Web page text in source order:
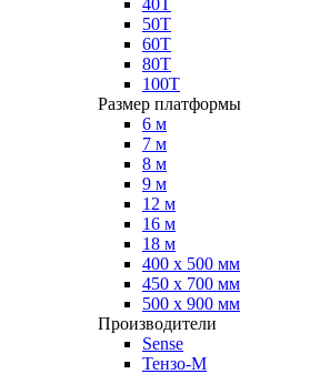
40Т
50Т
60Т
80Т
100Т
Размер платформы
6 м
7 м
8 м
9 м
12 м
16 м
18 м
400 х 500 мм
450 х 700 мм
500 х 900 мм
Производители
Sense
Тензо-М